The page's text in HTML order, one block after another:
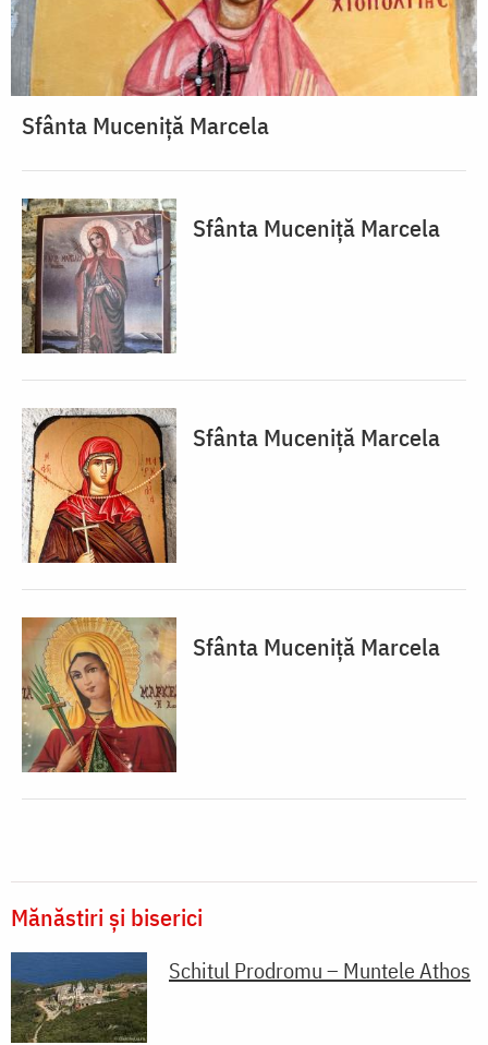
Sfânta Muceniță Marcela
Sfânta Muceniță Marcela
Sfânta Muceniță Marcela
Sfânta Muceniță Marcela
Mănăstiri și biserici
Schitul Prodromu – Muntele Athos